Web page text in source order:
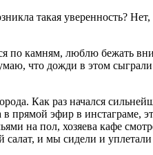
такая уверенность?
по камням, люблю бежать
что дожди в этом
Как раз начался
прямой эфир в инстаграме,
на пол, хозяева кафе
и мы сидели и уплетали